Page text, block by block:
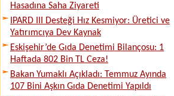
Hasadına Saha Ziyareti
IPARD III Desteği Hız Kesmiyor: Üretici ve
Yatırımcıya Dev Kaynak
Eskişehir’de Gıda Denetimi Bilançosu: 1
Haftada 802 Bin TL Ceza!
Bakan Yumaklı Açıkladı: Temmuz Ayında
107 Bini Aşkın Gıda Denetimi Yapıldı